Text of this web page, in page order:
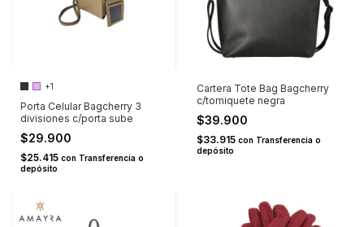
+1
Porta Celular Bagcherry 3
divisiones c/porta sube
$29.900
$25.415 con Transferencia o
depósito
Cartera Tote Bag Bagcherry
c/torniquete negra
$39.900
$33.915 con Transferencia o
depósito